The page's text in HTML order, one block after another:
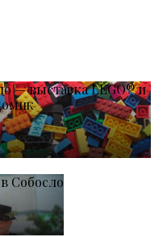
— выставка LEGO® и
Собосло